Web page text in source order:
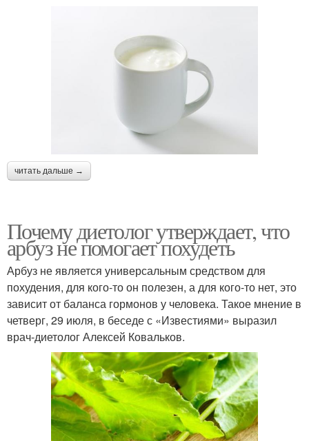
читать дальше →
Почему диетолог утверждает, что
арбуз не помогает похудеть
Арбуз не является универсальным средством для
похудения, для кого-то он полезен, а для кого-то нет, это
зависит от баланса гормонов у человека. Такое мнение в
четверг, 29 июля, в беседе с «Известиями» выразил
врач-диетолог Алексей Ковальков.